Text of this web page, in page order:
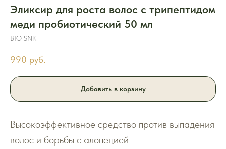
Эликсир для роста волос с трипептидом
меди пробиотический 50 мл
BIO SNK
990 руб.
Добавить в корзину
Высокоэффективное средство против выпадения
волос и борьбы с алопецией